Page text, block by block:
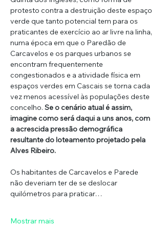
protesto contra a destruição deste espaço
verde que tanto potencial tem para os
praticantes de exercício ao ar livre na linha,
numa época em que o Paredão de
Carcavelos e os parques urbanos se
encontram frequentemente
congestionados e a atividade física em
espaços verdes em Cascais se torna cada
vez menos acessível às populações deste
concelho. Se o cenário atual é assim,
imagine como será daqui a uns anos, com
a acrescida pressão demográfica
resultante do loteamento projetado pela
Alves Ribeiro.
Os habitantes de Carcavelos e Parede
não deveriam ter de se deslocar
quilómetros para praticar…
Mostrar mais